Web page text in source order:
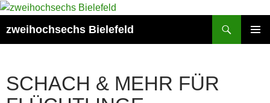
Zum
springen
zweihochsechs Bielefeld
SCHACH & MEHR FÜR